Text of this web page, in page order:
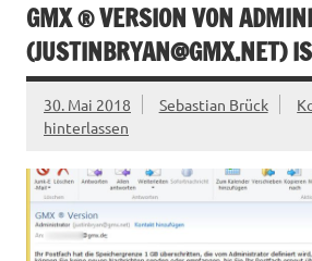
GMX ® VERSION VON
(JUSTINBRYAN@GMX.NET)
30. Mai 2018 Sebastian Brück
hinterlassen